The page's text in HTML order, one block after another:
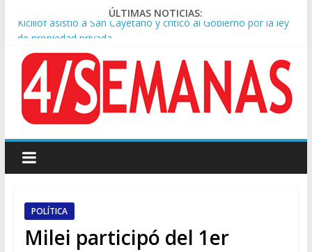
ÚLTIMAS NOTICIAS:
Kicillof asistió a San Cayetano y criticó al Gobierno por la ley
de propiedad privada
Condenaron a la red social Meta a pagar US$567 millones por
afectar la salud mental de niños
Represión frente al Congreso: tres detenidos durante la
protesta contra la Ley de Propiedad Privada
Sturzenegger defendió la Ley de Tierras y lamentó el retiro
del capítulo de extranjerización
Tras la aprobación de la ley de propiedad privada, Bullrich
apuntó: “Vino un poco endiablada”
POLÍTICA
Milei participó del 1er